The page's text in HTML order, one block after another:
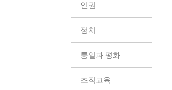
인권
정치
통일과 평화
조직교육